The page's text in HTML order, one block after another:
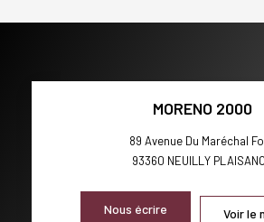
MORENO 2000
89 Avenue Du Maréchal
93360 NEUILLY
Nous écrire Voir le